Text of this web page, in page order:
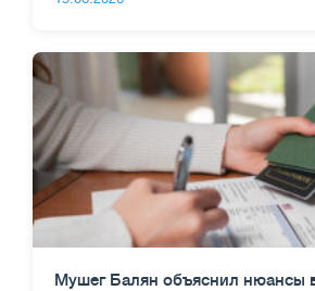
Мушег Балян объяснил нюансы